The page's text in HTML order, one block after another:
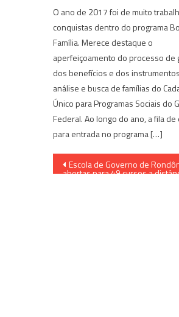
O ano de 2017 foi de muito
conquistas dentro do programa
Família. Merece destaque o
aperfeiçoamento do processo de
dos benefícios e dos
análise e busca de famílias do
Único para Programas Sociais do
Federal. Ao longo do ano, a fila
para entrada no programa […]
Navegação
Escola de Governo de
abertas para 49 cursos a